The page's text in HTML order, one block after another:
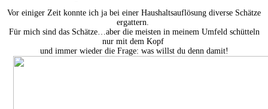
Vor einiger Zeit konnte ich ja bei einer Haushaltsauflösung diverse Schätze
ergattern.
Für mich sind das Schätze…aber die meisten in meinem Umfeld schütteln
nur mit dem Kopf
und immer wieder die Frage: was willst du denn damit!